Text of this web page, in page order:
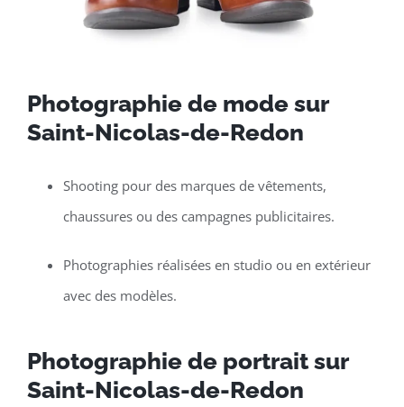
Photographie de mode sur
Saint-Nicolas-de-Redon
Shooting pour des marques de vêtements,
chaussures ou des campagnes publicitaires.
Photographies réalisées en studio ou en extérieur
avec des modèles.
Photographie de portrait sur
Saint-Nicolas-de-Redon